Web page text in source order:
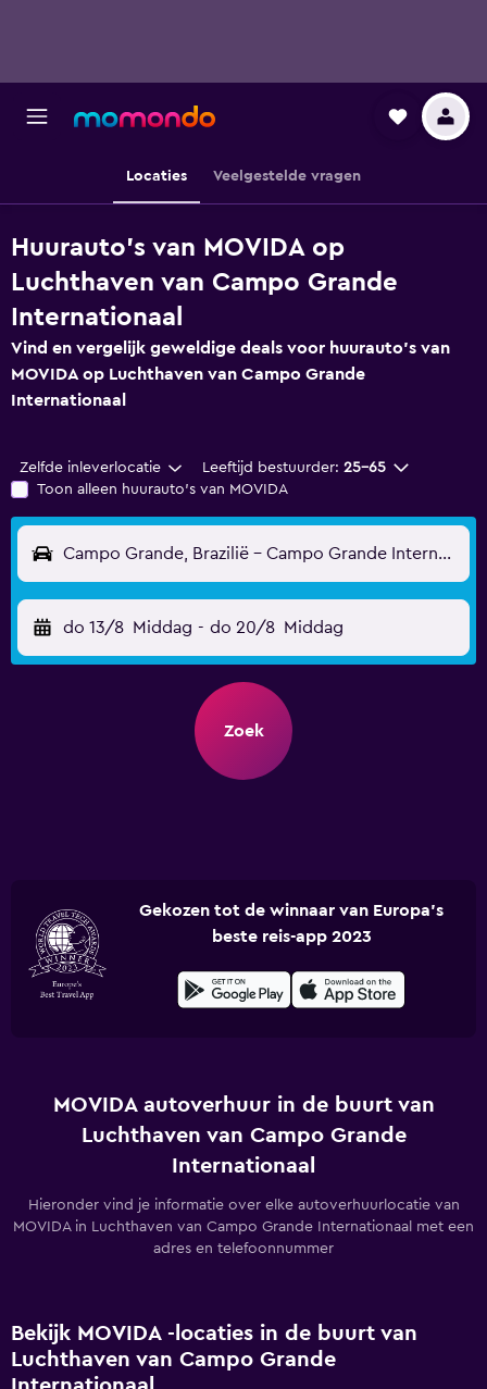
Locaties Veelgestelde vragen
Huurauto's van MOVIDA op
Luchthaven van Campo Grande
Internationaal
Vind en vergelijk geweldige deals voor huurauto's van
MOVIDA op Luchthaven van Campo Grande
Internationaal
Zelfde inleverlocatie Leeftijd bestuurder: 25-65
Toon alleen huurauto's van MOVIDA
Campo Grande, Brazilië - Campo Grande Internationaal (CGR)
do 13/8 Middag - do 20/8 Middag
Zoek
Gekozen tot de winnaar van Europa's
beste reis-app 2023
MOVIDA autoverhuur in de buurt van
Luchthaven van Campo Grande
Internationaal
Hieronder vind je informatie over elke autoverhuurlocatie van
MOVIDA in Luchthaven van Campo Grande Internationaal met een
adres en telefoonnummer
Bekijk MOVIDA -locaties in de buurt van
Luchthaven van Campo Grande